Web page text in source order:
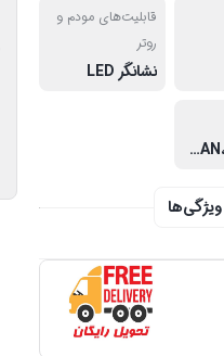
قابلیت‌های مودم و
روتر
نشانگر LED
RJ-45 LAN، Wireless، شیار سیم کارت